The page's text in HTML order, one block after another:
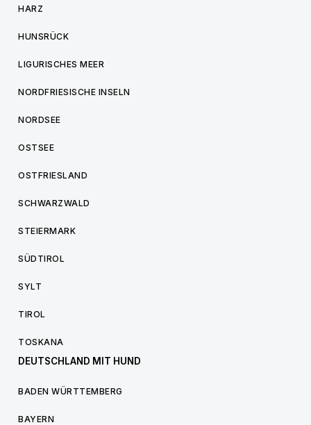
HARZ
HUNSRÜCK
LIGURISCHES MEER
NORDFRIESISCHE INSELN
NORDSEE
OSTSEE
OSTFRIESLAND
SCHWARZWALD
STEIERMARK
SÜDTIROL
SYLT
TIROL
TOSKANA
DEUTSCHLAND MIT HUND
BADEN WÜRTTEMBERG
BAYERN